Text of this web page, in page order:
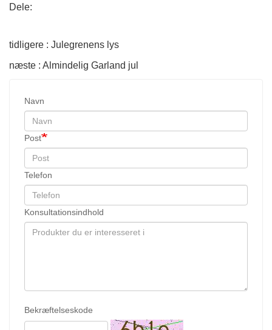
Dele:
tidligere : Julegrenens lys
næste : Almindelig Garland jul
Navn
Post
Telefon
Konsultationsindhold
Bekræftelseskode